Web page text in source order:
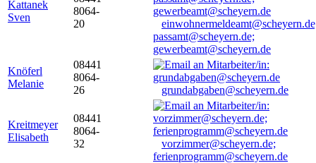
Kattanek
Sven
8064-
20
passamt@scheyern.de;
gewerbeamt@scheyern.de
Knöferl
Melanie
08441
8064-
26
grundabgaben@scheyern.de
Kreitmeyer
Elisabeth
08441
8064-
32
vorzimmer@scheyern.de;
ferienprogramm@scheyern.de